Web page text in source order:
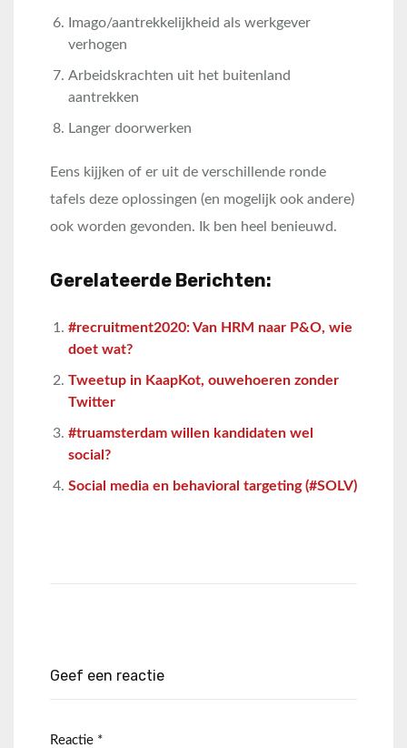
Imago/aantrekkelijkheid als werkgever
verhogen
Arbeidskrachten uit het buitenland
aantrekken
Langer doorwerken
Eens kijjken of er uit de verschillende ronde
tafels deze oplossingen (en mogelijk ook andere)
ook worden gevonden. Ik ben heel benieuwd.
Gerelateerde Berichten:
#recruitment2020: Van HRM naar P&O, wie
doet wat?
Tweetup in KaapKot, ouwehoeren zonder
Twitter
#truamsterdam willen kandidaten wel
social?
Social media en behavioral targeting (#SOLV)
Geef een reactie
Reactie *